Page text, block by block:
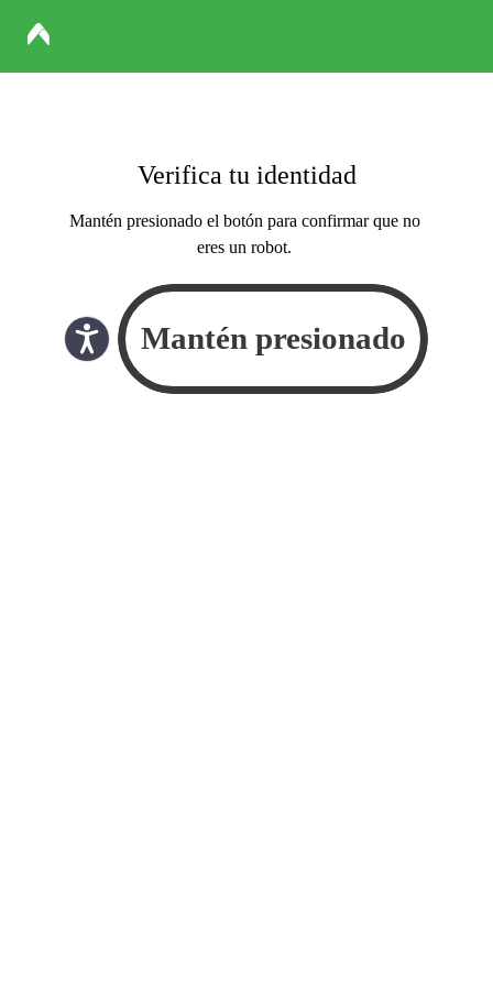
Verifica tu identidad
Mantén presionado el botón para confirmar que no
eres un robot.